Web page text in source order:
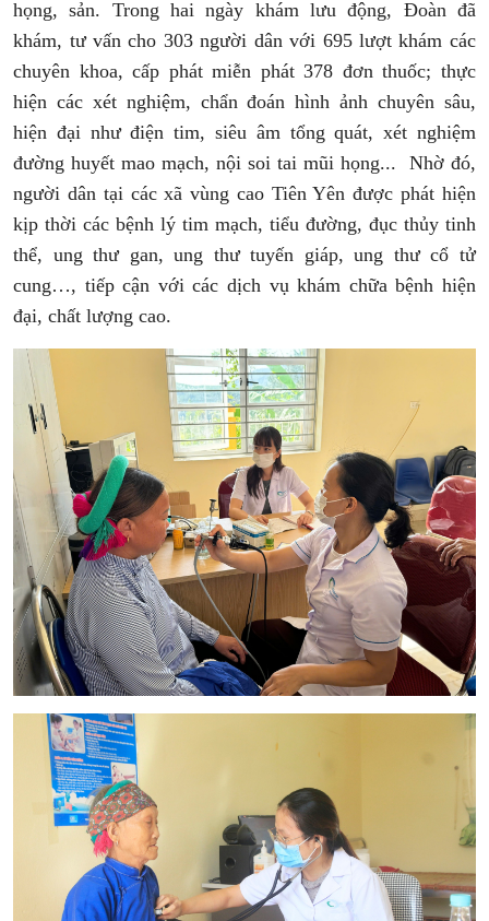
họng, sản. Trong hai ngày khám lưu động, Đoàn đã
khám, tư vấn cho 303 người dân với 695 lượt khám các
chuyên khoa, cấp phát miễn phát 378 đơn thuốc; thực
hiện các xét nghiệm, chẩn đoán hình ảnh chuyên sâu,
hiện đại như điện tim, siêu âm tổng quát, xét nghiệm
đường huyết mao mạch, nội soi tai mũi họng... Nhờ đó,
người dân tại các xã vùng cao Tiên Yên được phát hiện
kịp thời các bệnh lý tim mạch, tiểu đường, đục thủy tinh
thể, ung thư gan, ung thư tuyến giáp, ung thư cổ tử
cung…, tiếp cận với các dịch vụ khám chữa bệnh hiện
đại, chất lượng cao.